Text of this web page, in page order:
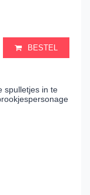
BESTEL
spulletjes in te